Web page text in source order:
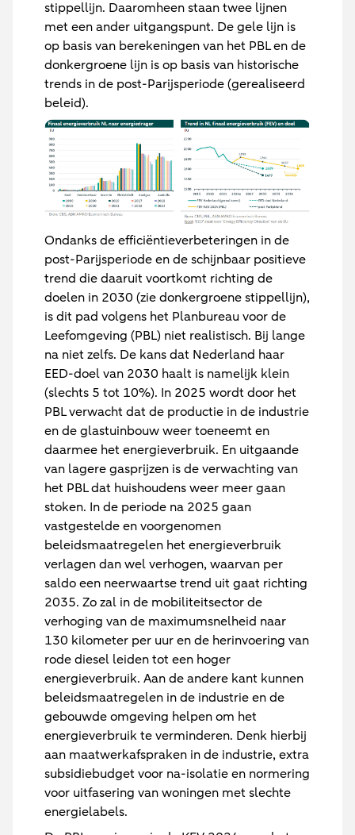
stippellijn. Daaromheen staan twee lijnen
met een ander uitgangspunt. De gele lijn is
op basis van berekeningen van het PBL en de
donkergroene lijn is op basis van historische
trends in de post-Parijsperiode (gerealiseerd
beleid).
Ondanks de efficiëntieverbeteringen in de
post-Parijsperiode en de schijnbaar positieve
trend die daaruit voortkomt richting de
doelen in 2030 (zie donkergroene stippellijn),
is dit pad volgens het Planbureau voor de
Leefomgeving (PBL) niet realistisch. Bij lange
na niet zelfs. De kans dat Nederland haar
EED-doel van 2030 haalt is namelijk klein
(slechts 5 tot 10%). In 2025 wordt door het
PBL verwacht dat de productie in de industrie
en de glastuinbouw weer toeneemt en
daarmee het energieverbruik. En uitgaande
van lagere gasprijzen is de verwachting van
het PBL dat huishoudens weer meer gaan
stoken. In de periode na 2025 gaan
vastgestelde en voorgenomen
beleidsmaatregelen het energieverbruik
verlagen dan wel verhogen, waarvan per
saldo een neerwaartse trend uit gaat richting
2035. Zo zal in de mobiliteitsector de
verhoging van de maximumsnelheid naar
130 kilometer per uur en de herinvoering van
rode diesel leiden tot een hoger
energieverbruik. Aan de andere kant kunnen
beleidsmaatregelen in de industrie en de
gebouwde omgeving helpen om het
energieverbruik te verminderen. Denk hierbij
aan maatwerkafspraken in de industrie, extra
subsidiebudget voor na-isolatie en normering
voor uitfasering van woningen met slechte
energielabels.